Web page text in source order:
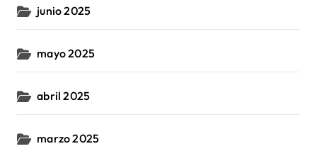
junio 2025
mayo 2025
abril 2025
marzo 2025